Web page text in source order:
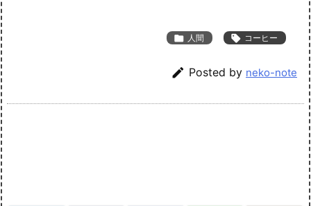
 人間  コーヒー
 Posted by neko-note